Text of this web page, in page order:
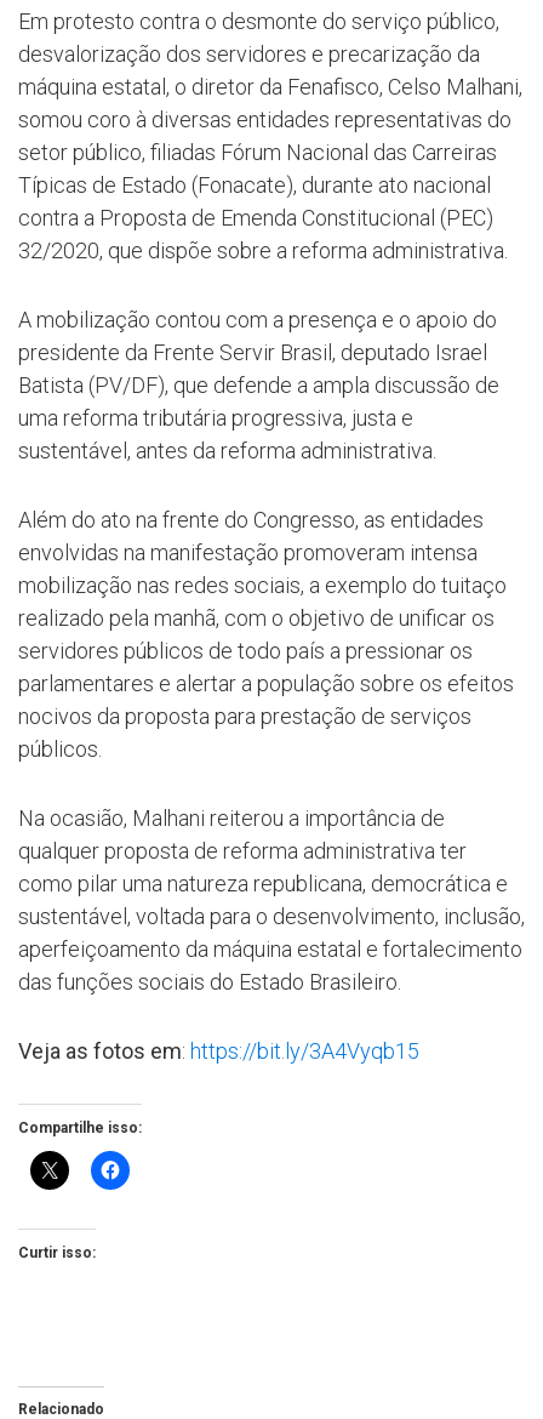
Em protesto contra o desmonte do serviço público,
desvalorização dos servidores e precarização da
máquina estatal, o diretor da Fenafisco, Celso Malhani,
somou coro à diversas entidades representativas do
setor público, filiadas Fórum Nacional das Carreiras
Típicas de Estado (Fonacate), durante ato nacional
contra a Proposta de Emenda Constitucional (PEC)
32/2020, que dispõe sobre a reforma administrativa.
A mobilização contou com a presença e o apoio do
presidente da Frente Servir Brasil, deputado Israel
Batista (PV/DF), que defende a ampla discussão de
uma reforma tributária progressiva, justa e
sustentável, antes da reforma administrativa.
Além do ato na frente do Congresso, as entidades
envolvidas na manifestação promoveram intensa
mobilização nas redes sociais, a exemplo do tuitaço
realizado pela manhã, com o objetivo de unificar os
servidores públicos de todo país a pressionar os
parlamentares e alertar a população sobre os efeitos
nocivos da proposta para prestação de serviços
públicos.
Na ocasião, Malhani reiterou a importância de
qualquer proposta de reforma administrativa ter
como pilar uma natureza republicana, democrática e
sustentável, voltada para o desenvolvimento, inclusão,
aperfeiçoamento da máquina estatal e fortalecimento
das funções sociais do Estado Brasileiro.
Veja as fotos em: https://bit.ly/3A4Vyqb15
Compartilhe isso:
Curtir isso:
Relacionado